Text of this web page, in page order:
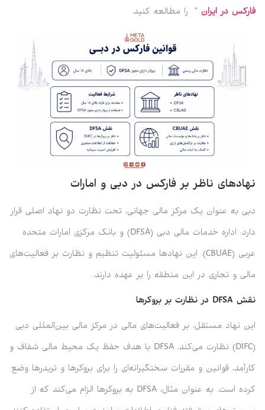
فارکس در ایران ” را مطالعه کنید.
نهادهای ناظر بر فارکس در دبی و امارات
دبی به عنوان یک مرکز مالی جهانی، تحت نظارت دو نهاد اصلی قرار
دارد: اداره خدمات مالی دبی (DFSA) و بانک مرکزی امارات متحده
عربی (CBUAE). این نهادها مسئولیت تنظیم و نظارت بر فعالیت‌های
مالی و تجاری در این منطقه را بر عهده دارند.
نقش DFSA در نظارت بر بروکرها
این نهاد مستقل، بر فعالیت‌های مالی در مرکز مالی بین‌المللی دبی
(DIFC) نظارت می‌کند. DFSA با هدف حفظ یک محیط مالی شفاف و
کارآمد، قوانین و مقررات سختگیرانه‌ای را برای بروکرها و تریدرها وضع
کرده است. به عنوان مثال، DFSA به بروکرها الزام می‌کند که از